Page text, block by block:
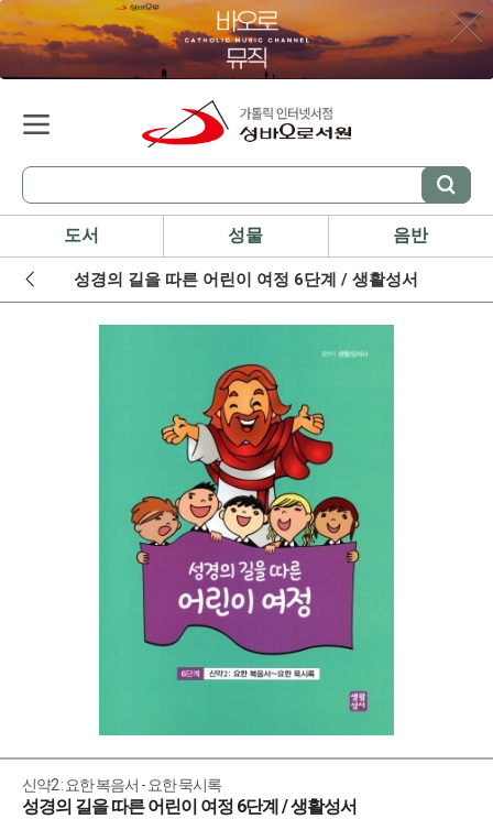
도서 성물 음반
성경의 길을 따른 어린이 여정 6단계 / 생활성서
신약2 : 요한 복음서 - 요한 묵시록
성경의 길을 따른 어린이 여정 6단계 / 생활성서